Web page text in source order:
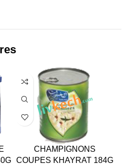
CHAMPIGNONS
COUPES KHAYRAT 184G